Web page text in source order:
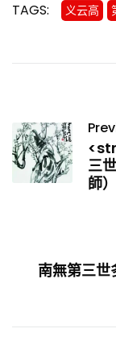
TAGS: 义云高
三
師
南無第三世